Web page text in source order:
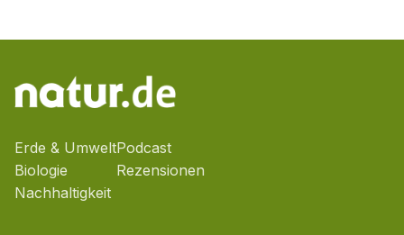
Erde & Umwelt
Biologie
Nachhaltigkeit
Podcast
Rezensionen